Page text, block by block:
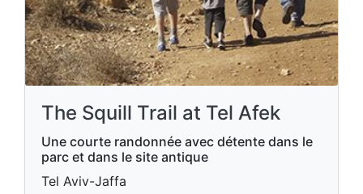
The Squill Trail at Tel Afek
Une courte randonnée avec détente dans le
parc et dans le site antique
Tel Aviv-Jaffa